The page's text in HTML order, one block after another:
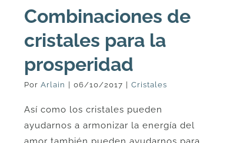
Combinaciones de
cristales para la
prosperidad
Por Arlain | 06/10/2017 | Cristales
Así como los cristales pueden
ayudarnos a armonizar la energía del